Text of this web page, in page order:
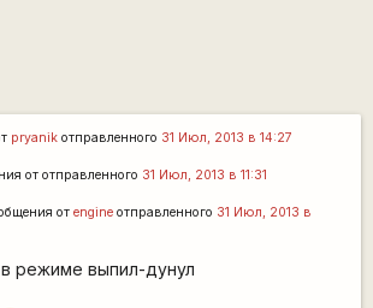
pryanikотправленного 31 Июл, 2013 в 14:27
от отправленного 31 Июл, 2013 в 11:31
от engineотправленного 31 Июл, 2013 в
режиме выпил-дунул